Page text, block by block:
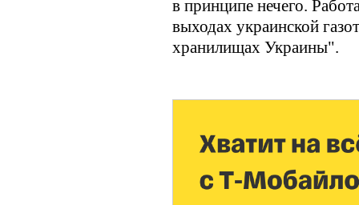
в принципе нечего.
выходах украинской
хранилищах Украины".